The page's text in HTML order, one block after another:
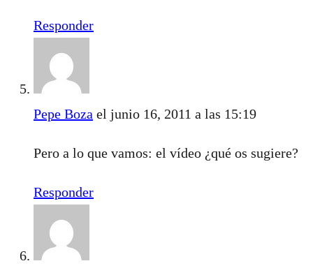
Responder
Pepe Boza el junio 16, 2011 a las 15:19
Pero a lo que vamos: el vídeo ¿qué os sugiere?
Responder